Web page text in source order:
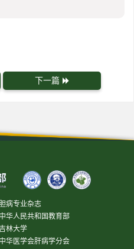
下一篇
病专业杂志
华人民共和国教育部
林大学
华医学会肝病学分会